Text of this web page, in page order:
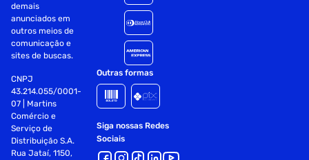
demais
anunciados em
outros meios de
comunicação e
sites de buscas.
CNPJ
43.214.055/0001-
07 | Martins
Comércio e
Serviço de
Distribuição S.A.
Rua Jataí, 1150,
Outras formas
Siga nossas Redes
Sociais